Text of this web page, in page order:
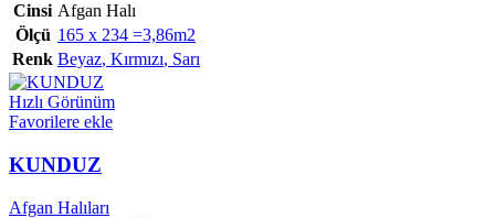
Cinsi Afgan Halı
Ölçü 165 x 234 =3,86m2
Renk Beyaz, Kırmızı, Sarı
Hızlı Görünüm
Favorilere ekle
KUNDUZ
Afgan Halıları